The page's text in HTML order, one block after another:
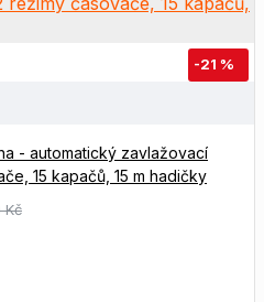
-21 %
- automatický zavlažovací
15 kapačů, 15 m hadičky
Kč